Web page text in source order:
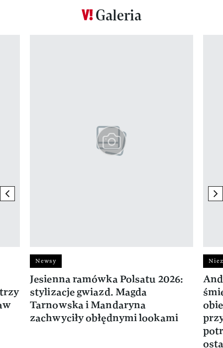
Galeria
previous element
Newsy
Jesienna ramówka Polsatu 2026:
stylizacje gwiazd. Magda
Tarnowska i Mandaryna
zachwyciły obłędnymi lookami